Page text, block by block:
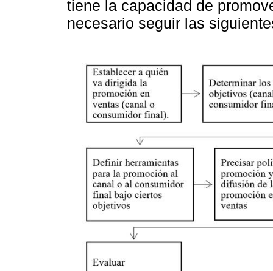
tiene la capacidad de
necesario seguir las